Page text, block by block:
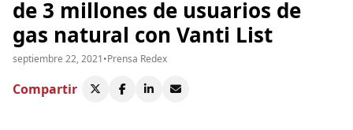
de 3 millones de usuarios de
gas natural con Vanti List
septiembre 22, 2021•Prensa Redex
Compartir